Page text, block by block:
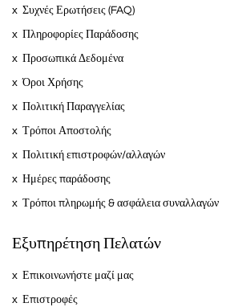
Συχνές Ερωτήσεις (FAQ)
Πληροφορίες Παράδοσης
Προσωπικά Δεδομένα
Όροι Χρήσης
Πολιτική Παραγγελίας
Τρόποι Αποστολής
Πολιτική επιστροφών/αλλαγών
Ημέρες παράδοσης
Τρόποι πληρωμής & ασφάλεια συναλλαγών
Εξυπηρέτηση Πελατών
Επικοινωνήστε μαζί μας
Επιστροφές